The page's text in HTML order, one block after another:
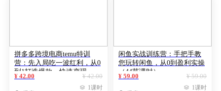
拼多多跨境电商temu特训
营：先入局吃一波红利，从0
到1打造爆款，快速变现
¥ 42.00
¥ 42.00
 1课时
闲鱼实战训练营：手把手教
您玩转闲鱼，从0到盈利实操
（44节课时）
¥ 59.00
¥ 59.00
 1课时